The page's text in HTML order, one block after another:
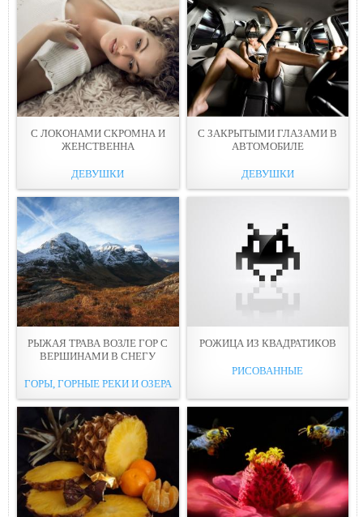
С ЛОКОНАМИ СКРОМНА И
ЖЕНСТВЕННА
ДЕВУШКИ
С ЗАКРЫТЫМИ ГЛАЗАМИ В
АВТОМОБИЛЕ
ДЕВУШКИ
РЫЖАЯ ТРАВА ВОЗЛЕ ГОР С
ВЕРШИНАМИ В СНЕГУ
ГОРЫ, ГОРНЫЕ РЕКИ И ОЗЕРА
РОЖИЦА ИЗ КВАДРАТИКОВ
РИСОВАННЫЕ